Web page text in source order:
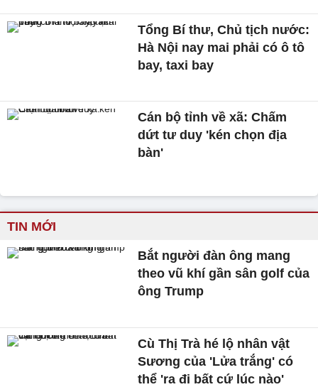
Tổng Bí thư, Chủ tịch nước:
Hà Nội nay mai phải có ô tô
bay, taxi bay
Cán bộ tỉnh về xã: Chấm
dứt tư duy 'kén chọn địa
bàn'
TIN MỚI
Bắt người đàn ông mang
theo vũ khí gần sân golf của
ông Trump
Cù Thị Trà hé lộ nhân vật
Sương của 'Lửa trắng' có
thể 'ra đi bất cứ lúc nào'